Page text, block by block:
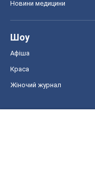
Новини медицини
Шоу
Афіша
Краса
Жіночий журнал